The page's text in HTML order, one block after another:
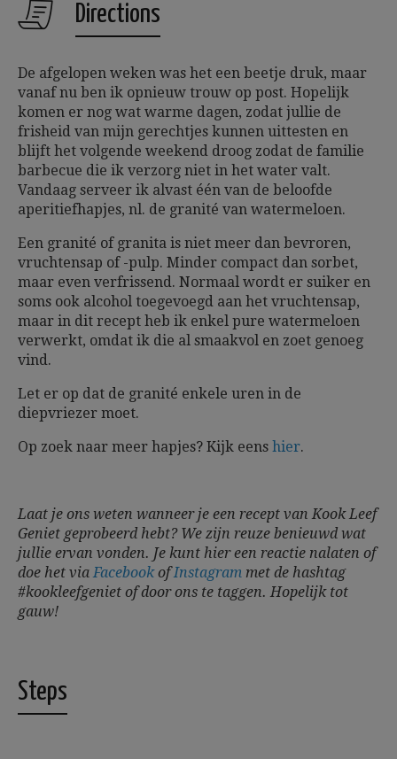
Directions
De afgelopen weken was het een beetje druk, maar
vanaf nu ben ik opnieuw trouw op post. Hopelijk
komen er nog wat warme dagen, zodat jullie de
frisheid van mijn gerechtjes kunnen uittesten en
blijft het volgende weekend droog zodat de familie
barbecue die ik verzorg niet in het water valt.
Vandaag serveer ik alvast één van de beloofde
aperitiefhapjes, nl. de granité van watermeloen.
Een granité of granita is niet meer dan bevroren,
vruchtensap of -pulp. Minder compact dan sorbet,
maar even verfrissend. Normaal wordt er suiker en
soms ook alcohol toegevoegd aan het vruchtensap,
maar in dit recept heb ik enkel pure watermeloen
verwerkt, omdat ik die al smaakvol en zoet genoeg
vind.
Let er op dat de granité enkele uren in de
diepvriezer moet.
Op zoek naar meer hapjes? Kijk eens hier.
Laat je ons weten wanneer je een recept van Kook Leef
Geniet geprobeerd hebt? We zijn reuze benieuwd wat
jullie ervan vonden. Je kunt hier een reactie nalaten of
doe het viaFacebookofInstagram met de hashtag
#kookleefgeniet of door ons te taggen.Hopelijk tot
gauw!
Steps